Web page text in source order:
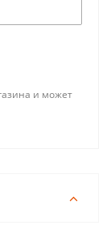
и может